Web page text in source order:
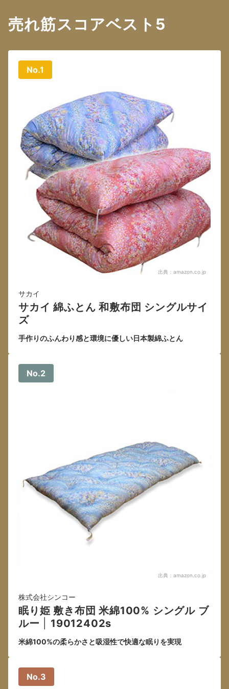
売れ筋スコアベスト5
No.1
出典： amazon.co.jp
サカイ
サカイ 綿ふとん 和敷布団 シングルサイ
ズ
手作りのふんわり感と環境に優しい日本製綿ふとん
No.2
出典： amazon.co.jp
株式会社シンコー
眠り姫 敷き布団 米綿100% シングル ブ
ルー
19012402s
米綿100%の柔らかさと吸湿性で快適な眠りを実現
No.3